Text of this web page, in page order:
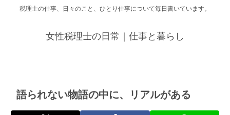
税理士の仕事、日々のこと、ひとり仕事について毎日書いています。
女性税理士の日常｜仕事と暮らし
語られない物語の中に、リアルがある